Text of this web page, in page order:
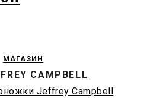
МАГАЗИН
CAMPBELL
Jeffrey Campbell